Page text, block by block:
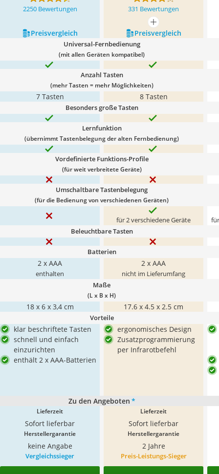
2250 Bewertungen 331 Bewertungen
mehr anzeigen
Preis­vergleich
Preis­vergleich
Universal-Fernbedienung
(mit allen Geräten kompatibel)
Anzahl Tasten
(mehr Tasten = mehr Möglichkeiten)
7 Tasten 8 Tasten
Besonders große Tasten
Lernfunktion
(übernimmt Tastenbelegung der alten Fernbedienung)
Vordefinierte Funktions-Profile
(für weit verbreitete Geräte)
Umschaltbare Tastenbelegung
(für die Bedienung von verschiedenen Geräten)
für 2 verschiedene Geräte
Beleuchtbare Tasten
Batterien
2 x AAA
enthalten
2 x AAA
nicht im Lieferumfang
Maße
(L x B x H)
18 x 6 x 3,4 cm 17.6 x 4.5 x 2.5 cm
Vorteile
klar beschriftete Tasten
schnell und einfach
einzurichten
enthält 2 x AAA-Batterien
ergonomisches Design
Zusatzprogrammierung
per Infrarotbefehl
Zu den Angeboten *
Lieferzeit
Sofort lieferbar
Lieferzeit
Sofort lieferbar
Herstellergarantie
keine Angabe
Herstellergarantie
2 Jahre
Vergleichssieger Preis-Leistungs-Sieger